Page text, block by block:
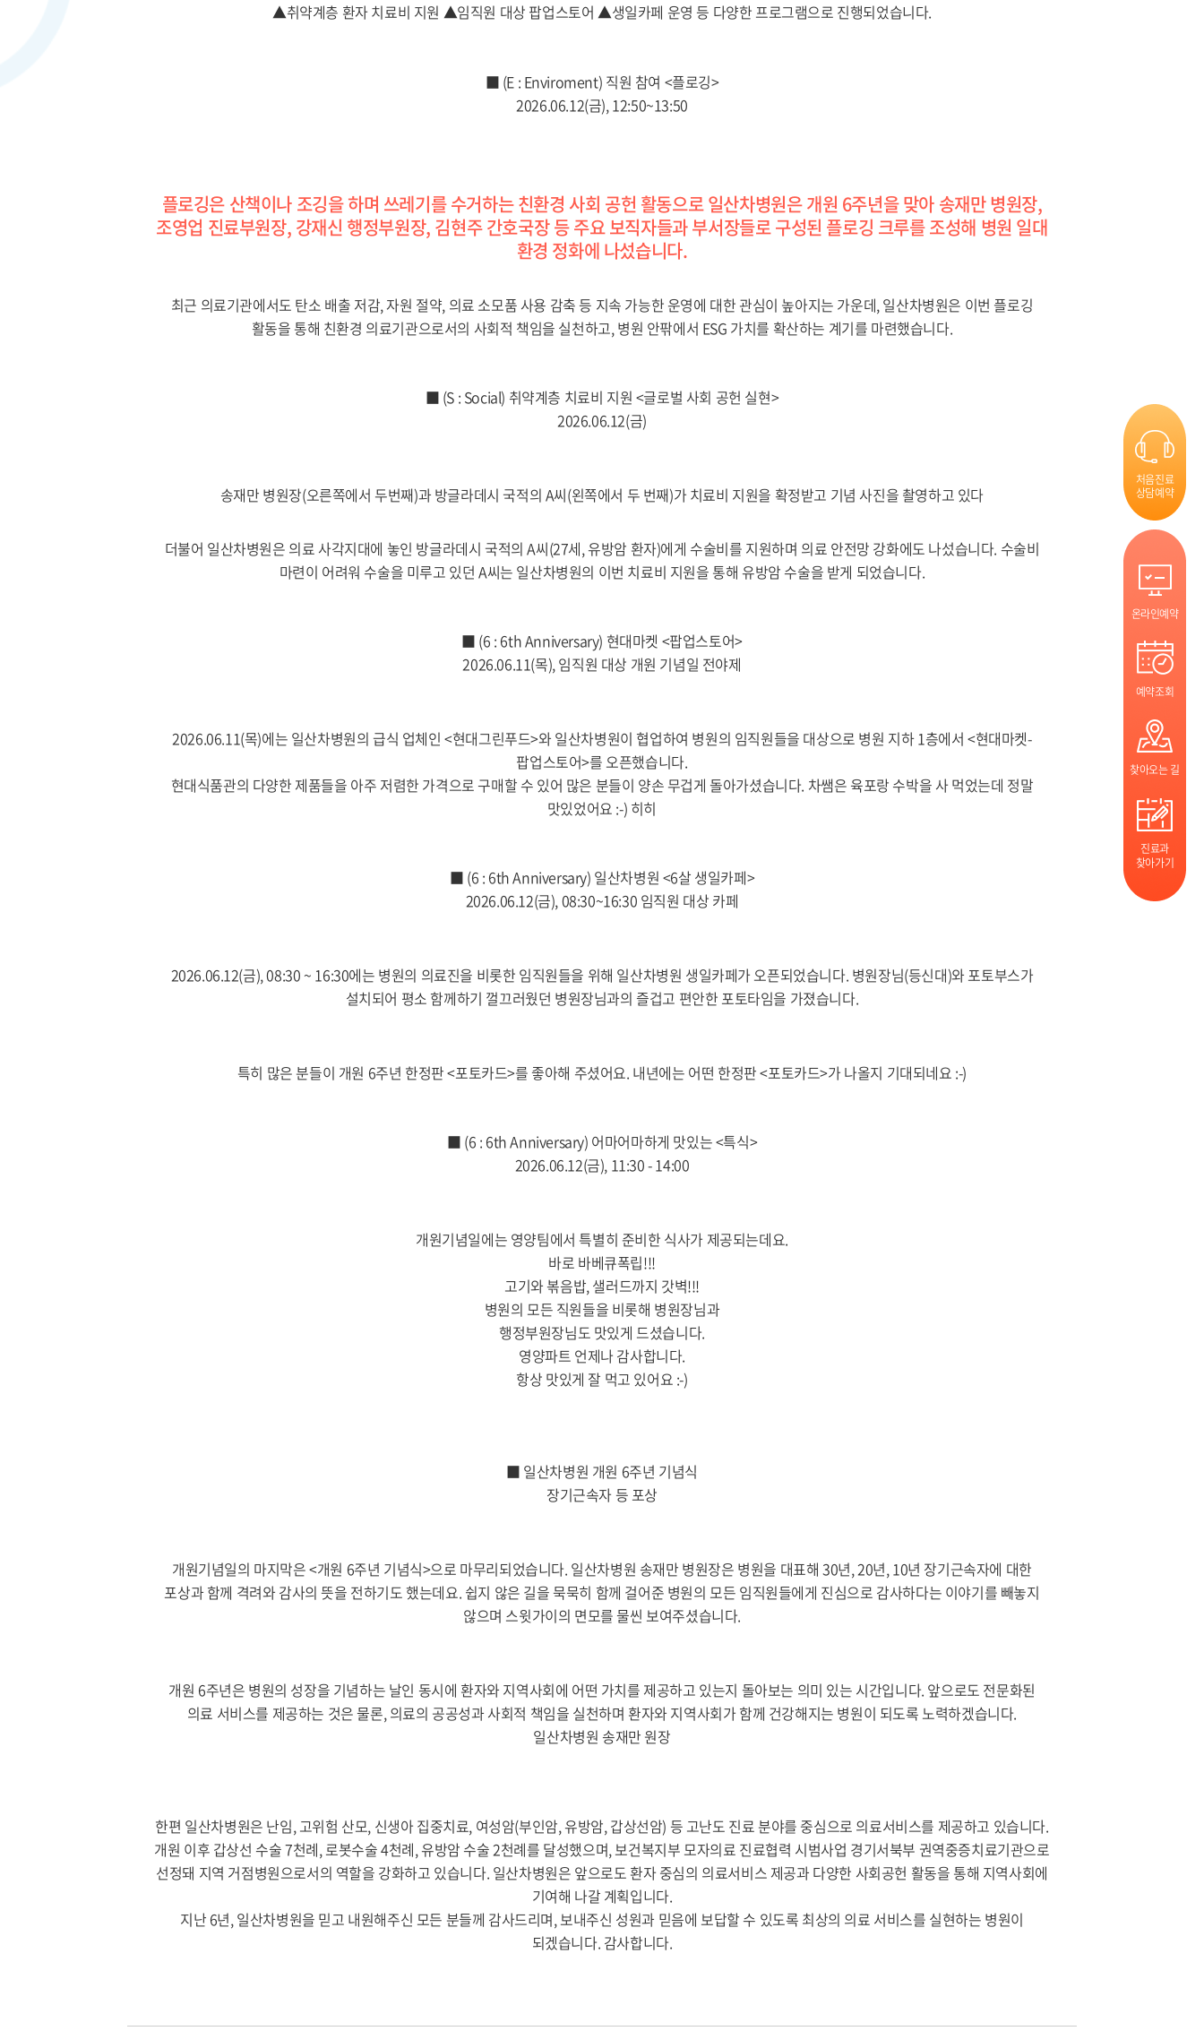
처음진료
상담예약
온라인예약
예약조회
찾아오는 길
진료과
찾아가기
▲취약계층 환자 치료비 지원 ▲임직원 대상 팝업스토어 ▲생일카페 운영 등 다양한 프로그램으로 진행되었습니다.
■ (E : Enviroment) 직원 참여 <플로깅>
2026.06.12(금), 12:50~13:50
플로깅은 산책이나 조깅을 하며 쓰레기를 수거하는 친환경 사회 공헌 활동으로 일산차병원은 개원 6주년을 맞아 송재만 병원장,
조영업 진료부원장, 강재신 행정부원장, 김현주 간호국장 등 주요 보직자들과 부서장들로 구성된 플로깅 크루를 조성해 병원 일대
환경 정화에 나섰습니다.
최근 의료기관에서도 탄소 배출 저감, 자원 절약, 의료 소모품 사용 감축 등 지속 가능한 운영에 대한 관심이 높아지는 가운데, 일산차병원은 이번 플로깅
활동을 통해 친환경 의료기관으로서의 사회적 책임을 실천하고, 병원 안팎에서 ESG 가치를 확산하는 계기를 마련했습니다.
■ (S : Social) 취약계층 치료비 지원 <글로벌 사회 공헌 실현>
2026.06.12(금)
송재만 병원장(오른쪽에서 두번째)과 방글라데시 국적의 A씨(왼쪽에서 두 번째)가 치료비 지원을 확정받고 기념 사진을 촬영하고 있다
더불어 일산차병원은 의료 사각지대에 놓인 방글라데시 국적의 A씨(27세, 유방암 환자)에게 수술비를 지원하며 의료 안전망 강화에도 나섰습니다. 수술비
마련이 어려워 수술을 미루고 있던 A씨는 일산차병원의 이번 치료비 지원을 통해 유방암 수술을 받게 되었습니다.
■ (6 : 6th Anniversary) 현대마켓 <팝업스토어>
2026.06.11(목), 임직원 대상 개원 기념일 전야제
2026.06.11(목)에는 일산차병원의 급식 업체인 <현대그린푸드>와 일산차병원이 협업하여 병원의 임직원들을 대상으로 병원 지하 1층에서 <현대마켓-
팝업스토어>를 오픈했습니다.
현대식품관의 다양한 제품들을 아주 저렴한 가격으로 구매할 수 있어 많은 분들이 양손 무겁게 돌아가셨습니다. 차쌤은 육포랑 수박을 사 먹었는데 정말
맛있었어요 :-) 히히
■ (6 : 6th Anniversary) 일산차병원 <6살 생일카페>
2026.06.12(금), 08:30~16:30 임직원 대상 카페
2026.06.12(금), 08:30 ~ 16:30에는 병원의 의료진을 비롯한 임직원들을 위해 일산차병원 생일카페가 오픈되었습니다. 병원장님(등신대)와 포토부스가
설치되어 평소 함께하기 껄끄러웠던 병원장님과의 즐겁고 편안한 포토타임을 가졌습니다.
특히 많은 분들이 개원 6주년 한정판 <포토카드>를 좋아해 주셨어요. 내년에는 어떤 한정판 <포토카드>가 나올지 기대되네요 :-)
■ (6 : 6th Anniversary) 어마어마하게 맛있는 <특식>
2026.06.12(금), 11:30 - 14:00
개원기념일에는 영양팀에서 특별히 준비한 식사가 제공되는데요.
바로 바베큐폭립!!!
고기와 볶음밥, 샐러드까지 갓벽!!!
병원의 모든 직원들을 비롯해 병원장님과
행정부원장님도 맛있게 드셨습니다.
영양파트 언제나 감사합니다.
항상 맛있게 잘 먹고 있어요 :-)
■ 일산차병원 개원 6주년 기념식
장기근속자 등 포상
개원기념일의 마지막은 <개원 6주년 기념식>으로 마무리되었습니다. 일산차병원 송재만 병원장은 병원을 대표해 30년, 20년, 10년 장기근속자에 대한
포상과 함께 격려와 감사의 뜻을 전하기도 했는데요. 쉽지 않은 길을 묵묵히 함께 걸어준 병원의 모든 임직원들에게 진심으로 감사하다는 이야기를 빼놓지
않으며 스윗가이의 면모를 물씬 보여주셨습니다.
개원 6주년은 병원의 성장을 기념하는 날인 동시에 환자와 지역사회에 어떤 가치를 제공하고 있는지 돌아보는 의미 있는 시간입니다. 앞으로도 전문화된
의료 서비스를 제공하는 것은 물론, 의료의 공공성과 사회적 책임을 실천하며 환자와 지역사회가 함께 건강해지는 병원이 되도록 노력하겠습니다.
일산차병원 송재만 원장
한편 일산차병원은 난임, 고위험 산모, 신생아 집중치료, 여성암(부인암, 유방암, 갑상선암) 등 고난도 진료 분야를 중심으로 의료서비스를 제공하고 있습니다.
개원 이후 갑상선 수술 7천례, 로봇수술 4천례, 유방암 수술 2천례를 달성했으며, 보건복지부 모자의료 진료협력 시범사업 경기서북부 권역중증치료기관으로
선정돼 지역 거점병원으로서의 역할을 강화하고 있습니다. 일산차병원은 앞으로도 환자 중심의 의료서비스 제공과 다양한 사회공헌 활동을 통해 지역사회에
기여해 나갈 계획입니다.
지난 6년, 일산차병원을 믿고 내원해주신 모든 분들께 감사드리며, 보내주신 성원과 믿음에 보답할 수 있도록 최상의 의료 서비스를 실현하는 병원이
되겠습니다. 감사합니다.